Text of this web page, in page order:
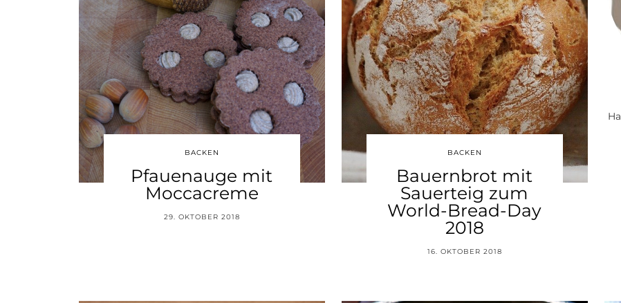
BACKEN
Pfauenauge mit
Moccacreme
29. OKTOBER 2018
BACKEN
Bauernbrot mit
Sauerteig zum
World-Bread-Day
2018
16. OKTOBER 2018